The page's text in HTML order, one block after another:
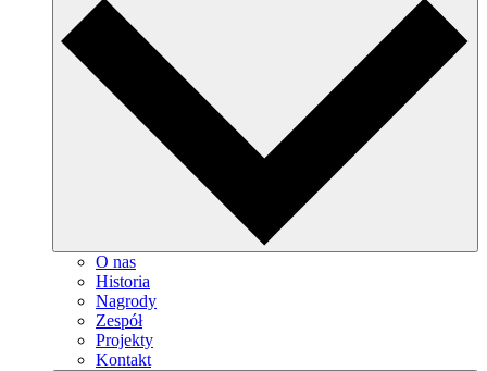
O nas
Historia
Nagrody
Zespół
Projekty
Kontakt